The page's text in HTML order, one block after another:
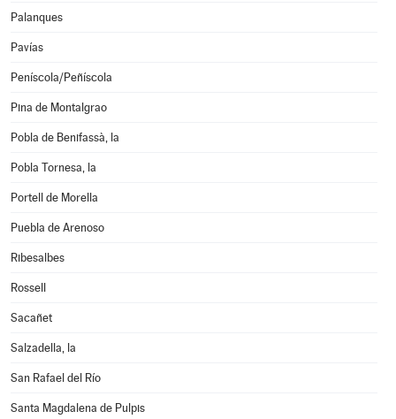
Palanques
Pavías
Peníscola/Peñíscola
Pina de Montalgrao
Pobla de Benifassà, la
Pobla Tornesa, la
Portell de Morella
Puebla de Arenoso
Ribesalbes
Rossell
Sacañet
Salzadella, la
San Rafael del Río
Santa Magdalena de Pulpis